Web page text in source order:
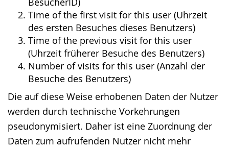
Time of the first visit for this user (Uhrzeit
des ersten Besuches dieses Benutzers)
Time of the previous visit for this user
(Uhrzeit früherer Besuche des Benutzers)
Number of visits for this user (Anzahl der
Besuche des Benutzers)
Die auf diese Weise erhobenen Daten der Nutzer
werden durch technische Vorkehrungen
pseudonymisiert. Daher ist eine Zuordnung der
Daten zum aufrufenden Nutzer nicht mehr